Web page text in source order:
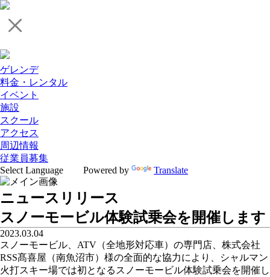
ゲレンデ
料金・レンタル
イベント
施設
スクール
アクセス
周辺情報
従業員募集
Powered by
Translate
ニュースリリース
スノーモービル体験試乗会を開催します
2023.03.04
スノーモービル、ATV（全地形対応車）の専門店、株式会社
RSS髙喜屋（南魚沼市）様の全面的な協力により、シャルマン
火打スキー場では初となるスノーモービル体験試乗会を開催し